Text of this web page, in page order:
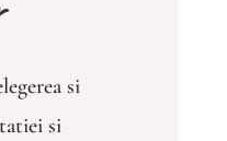
si
si